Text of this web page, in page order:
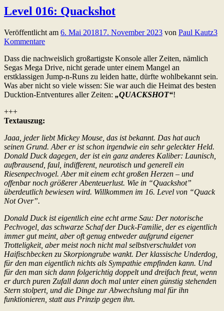
Level 016: Quackshot
Veröffentlicht am 6. Mai 201817. November 2023 von Paul Kautz3
Kommentare
Dass die nachweislich großartigste Konsole aller Zeiten, nämlich
Segas Mega Drive, nicht gerade unter einem Mangel an
erstklassigen Jump-n-Runs zu leiden hatte, dürfte wohlbekannt sein.
Was aber nicht so viele wissen: Sie war auch die Heimat des besten
Ducktion-Entventures aller Zeiten: „QUACKSHOT“!
+++
Textauszug:
Jaaa, jeder liebt Mickey Mouse, das ist bekannt. Das hat auch
seinen Grund. Aber er ist schon irgendwie ein sehr geleckter Held.
Donald Duck dagegen, der ist ein ganz anderes Kaliber: Launisch,
aufbrausend, faul, indifferent, neurotisch und generell ein
Riesenpechvogel. Aber mit einem echt großen Herzen – und
offenbar noch größerer Abenteuerlust. Wie in “Quackshot”
überdeutlich bewiesen wird. Willkommen im 16. Level von “Quack
Not Over”.
Donald Duck ist eigentlich eine echt arme Sau: Der notorische
Pechvogel, das schwarze Schaf der Duck-Familie, der es eigentlich
immer gut meint, aber oft genug entweder aufgrund eigener
Trotteligkeit, aber meist noch nicht mal selbstverschuldet von
Haifischbecken zu Skorpiongrube wankt. Der klassische Underdog,
für den man eigentlich nichts als Sympathie empfinden kann. Und
für den man sich dann folgerichtig doppelt und dreifach freut, wenn
er durch puren Zufall dann doch mal unter einen günstig stehenden
Stern stolpert, und die Dinge zur Abwechslung mal für ihn
funktionieren, statt aus Prinzip gegen ihn.